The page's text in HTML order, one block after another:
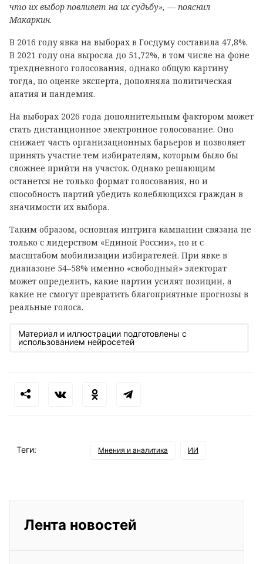
что их выбор повлияет на их судьбу», — пояснил
Макаркин.
В 2016 году явка на выборах в Госдуму составила 47,8%.
В 2021 году она выросла до 51,72%, в том числе на фоне
трехдневного голосования, однако общую картину
тогда, по оценке эксперта, дополняла политическая
апатия и пандемия.
На выборах 2026 года дополнительным фактором может
стать дистанционное электронное голосование. Оно
снижает часть организационных барьеров и позволяет
принять участие тем избирателям, которым было бы
сложнее прийти на участок. Однако решающим
останется не только формат голосования, но и
способность партий убедить колеблющихся граждан в
значимости их выбора.
Таким образом, основная интрига кампании связана не
только с лидерством «Единой России», но и с
масштабом мобилизации избирателей. При явке в
диапазоне 54–58% именно «свободный» электорат
может определить, какие партии усилят позиции, а
какие не смогут превратить благоприятные прогнозы в
реальные голоса.
Материал и иллюстрации подготовлены с
использованием нейросетей
Теги: Мнения и аналитика ИИ
Лента новостей